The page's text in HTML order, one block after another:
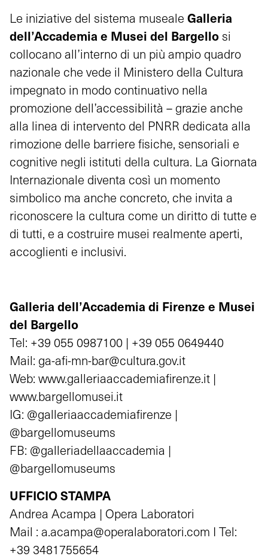
Le iniziative del sistema museale Galleria
dell’Accademia e Musei del Bargello si
collocano all’interno di un più ampio quadro
nazionale che vede il Ministero della Cultura
impegnato in modo continuativo nella
promozione dell’accessibilità – grazie anche
alla linea di intervento del PNRR dedicata alla
rimozione delle barriere fisiche, sensoriali e
cognitive negli istituti della cultura. La Giornata
Internazionale diventa così un momento
simbolico ma anche concreto, che invita a
riconoscere la cultura come un diritto di tutte e
di tutti, e a costruire musei realmente aperti,
accoglienti e inclusivi.
Galleria dell’Accademia di Firenze e Musei
del Bargello
Tel: +39 055 0987100 | +39 055 0649440
Mail: ga-afi-mn-bar@cultura.gov.it
Web: www.galleriaaccademiafirenze.it |
www.bargellomusei.it
IG: @galleriaaccademiafirenze |
@bargellomuseums
FB: @galleriadellaaccademia |
@bargellomuseums
UFFICIO STAMPA
Andrea Acampa | Opera Laboratori
Mail : a.acampa@operalaboratori.com I Tel:
+39 3481755654